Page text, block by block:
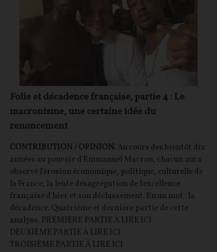
Folie et décadence française, partie 4 : Le
macronisme, une certaine idée du
renoncement
CONTRIBUTION / OPINION.Au cours des bientôt dix
années au pouvoir d'Emmanuel Macron, chacun aura
observé l'érosion économique, politique, culturelle de
la France, la lente désagrégation de l'excellence
française d'hier et son déclassement. En un mot : la
décadence. Quatrième et dernière partie de cette
analyse. PREMIÈRE PARTIE À LIRE ICI
DEUXIÈME PARTIE À LIRE ICI
TROISIÈME PARTIE À LIRE ICI